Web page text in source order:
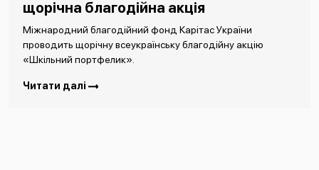
щорічна благодійна акція
Міжнародний благодійний фонд Карітас України
проводить щорічну всеукраїнську благодійну акцію
«Шкільний портфелик».
Читати далі